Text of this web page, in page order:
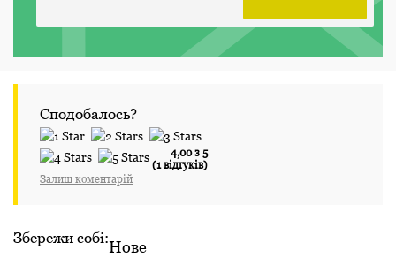
Сподобалось?
4,00 з 5
(1 відгуків)
Залиш коментарій
Збережи собі:Нове